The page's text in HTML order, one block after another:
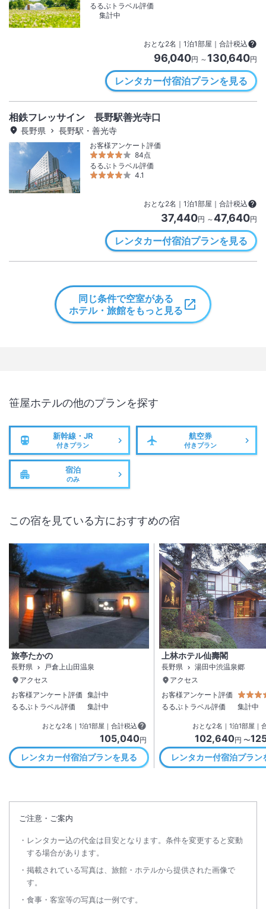
るるぶトラベル評価
集計中
おとな2名 ｜ 1泊1部屋｜合計税込
96,040円 ～ 130,640円
レンタカー付宿泊プランを見る
相鉄フレッサイン 長野駅善光寺口
長野県 長野駅・善光寺
お客様アンケート評価
84点
るるぶトラベル評価
4.1
おとな2名 ｜ 1泊1部屋｜合計税込
37,440円 ～47,640円
レンタカー付宿泊プランを見る
同じ条件で空室がある
ホテル・旅館をもっと見る
笹屋ホテルの他のプランを探す
新幹線・JR
付きプラン
航空券
付きプラン
宿泊
のみ
この宿を見ている方におすすめの宿
旅亭たかの
長野県
戸倉上山田温泉
アクセス
お客様アンケート評価 集計中
るるぶトラベル評価
集計中
おとな2名 ｜ 1泊1部屋｜合計税込
105,040円
レンタカー付宿泊プランを見る
上林ホテル仙壽閣
長野県
湯田中渋温泉郷
アクセス
お客様アンケート評価
るるぶトラベル評価
集計中
おとな2名 ｜ 1泊1部屋｜
102,640円 〜
レンタカー付宿泊プラン
ご注意・ご案内
レンタカー込の代金は目安となります。条件を変更すると変動
する場合があります。
掲載されている写真は、旅館・ホテルから提供された画像で
す。
食事・客室等の写真は一例です。